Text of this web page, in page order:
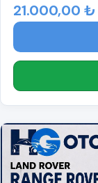
21.000,00 ₺